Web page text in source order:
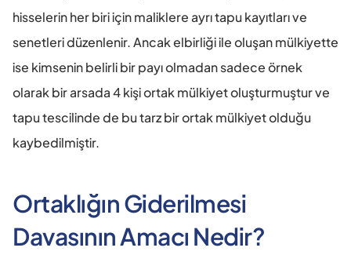
hisselerin her biri için maliklere ayrı tapu kayıtları ve
senetleri düzenlenir. Ancak elbirliği ile oluşan mülkiyette
ise kimsenin belirli bir payı olmadan sadece örnek
olarak bir arsada 4 kişi ortak mülkiyet oluşturmuştur ve
tapu tescilinde de bu tarz bir ortak mülkiyet olduğu
kaybedilmiştir.
Ortaklığın Giderilmesi
Davasının Amacı Nedir?